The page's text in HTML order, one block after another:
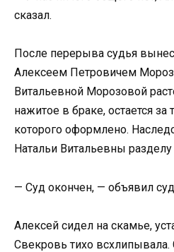
сказал.
После перерыва судья
Алексеем Петровичем
Витальевной Морозовой
нажитое в браке, остается за
которого оформлено.
Натальи Витальевны
— Суд окончен, — объявил
Алексей сидел на скамье,
Свекровь тихо всхлипывала.